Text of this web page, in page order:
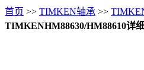
首页 >> TIMKEN轴承 >>
TIMKENHM88630/HM88610详细